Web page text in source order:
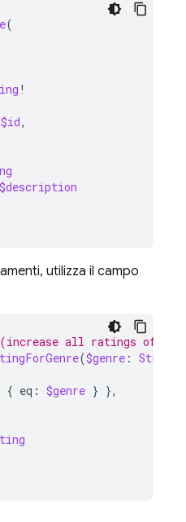
(
!
$id,
$description
utilizza il campo
all ratings of a
($genre : String
{ eq : $genre } },